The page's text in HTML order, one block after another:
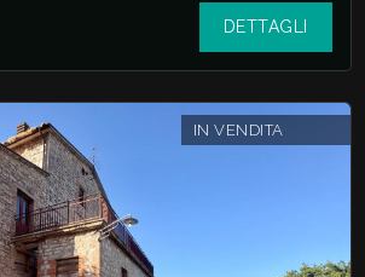
DETTAGLI
IN VENDITA